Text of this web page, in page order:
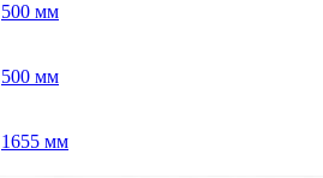
500 мм
500 мм
1655 мм